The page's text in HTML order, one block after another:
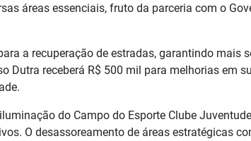
áreas essenciais, fruto da parceria com o
a recuperação de estradas, garantindo mais
Dutra receberá R$ 500 mil para melhorias em
do Campo do Esporte Clube
O desassoreamento de áreas estratégicas